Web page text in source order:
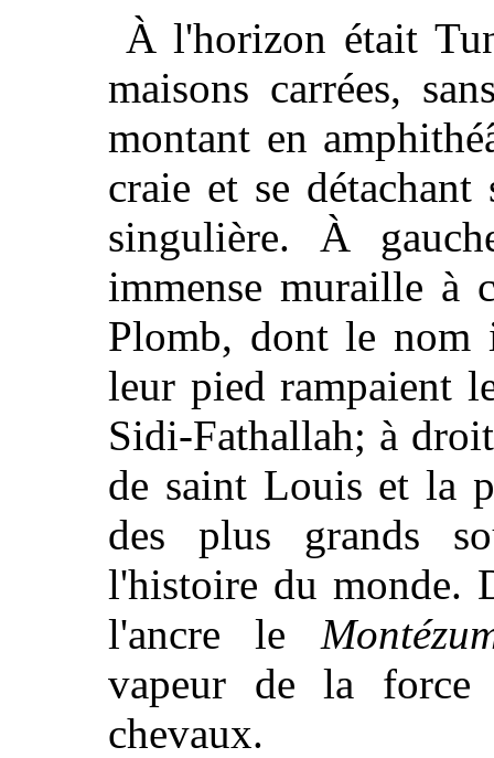
À l'horizon était
maisons carrées,
montant en
craie et se
singulière. À
immense muraille à
Plomb, dont le nom
leur pied rampaient
Sidi-Fathallah; à
de saint Louis et la
des plus grands
l'histoire du monde.
l'ancre le
vapeur de la force
chevaux.